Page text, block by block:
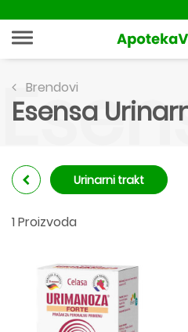
Brendovi
Esensa
Urinarni trakt
1 Proizvoda